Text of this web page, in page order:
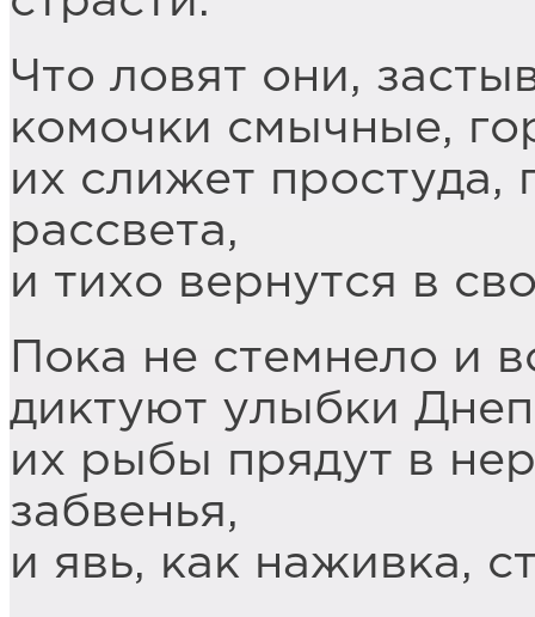
Что ловят они,
комочки смычные,
их слижет простуда,
рассвета,
и тихо вернутся в
Пока не стемнело и
диктуют улыбки
их рыбы прядут в
забвенья,
и явь, как наживка,